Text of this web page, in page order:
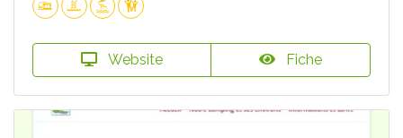
Website Fiche